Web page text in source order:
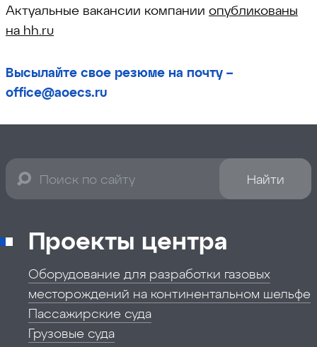
Актуальные вакансии компании опубликованы
на hh.ru
Высылайте свое резюме на почту –
office@aoecs.ru
Найти
Проекты центра
Оборудование для разработки газовых
месторождений на континентальном шельфе
Пассажирские суда
Грузовые суда